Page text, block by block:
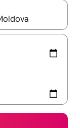
explore-os